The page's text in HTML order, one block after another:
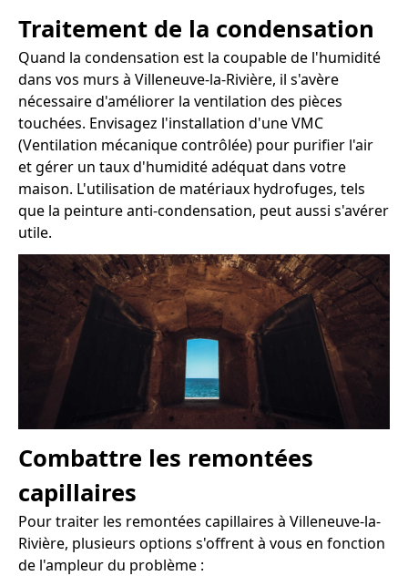
Traitement de la condensation
Quand la condensation est la coupable de l'humidité
dans vos murs à Villeneuve-la-Rivière, il s'avère
nécessaire d'améliorer la ventilation des pièces
touchées. Envisagez l'installation d'une VMC
(Ventilation mécanique contrôlée) pour purifier l'air
et gérer un taux d'humidité adéquat dans votre
maison. L'utilisation de matériaux hydrofuges, tels
que la peinture anti-condensation, peut aussi s'avérer
utile.
Combattre les remontées
capillaires
Pour traiter les remontées capillaires à Villeneuve-la-
Rivière, plusieurs options s'offrent à vous en fonction
de l'ampleur du problème :